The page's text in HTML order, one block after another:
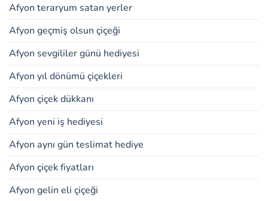
Afyon teraryum satan yerler
Afyon geçmiş olsun çiçeği
Afyon sevgililer günü hediyesi
Afyon yıl dönümü çiçekleri
Afyon çiçek dükkanı
Afyon yeni iş hediyesi
Afyon aynı gün teslimat hediye
Afyon çiçek fiyatları
Afyon gelin eli çiçeği